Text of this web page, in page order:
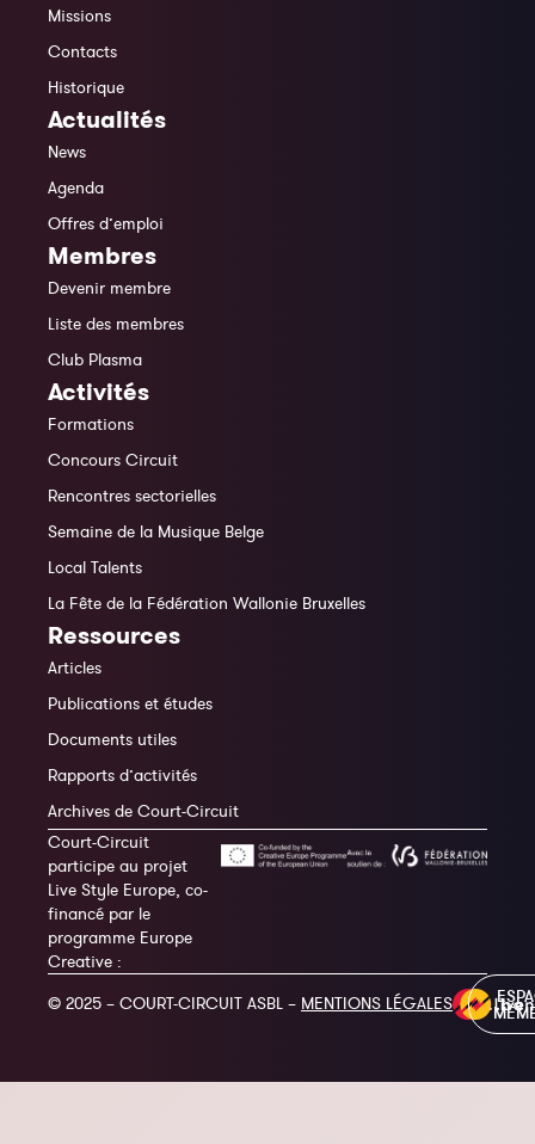
Missions
Contacts
Historique
Actualités
News
Agenda
Offres d’emploi
Membres
Devenir membre
Liste des membres
Club Plasma
Activités
Formations
Concours Circuit
Rencontres sectorielles
Semaine de la Musique Belge
Local Talents
La Fête de la Fédération Wallonie Bruxelles
Ressources
Articles
Publications et études
Documents utiles
Rapports d’activités
Archives de Court-Circuit
Court-Circuit
participe au projet
Live Style Europe, co-
financé par le
programme Europe
Creative :
© 2025 – COURT-CIRCUIT ASBL – MENTIONS LÉGALES